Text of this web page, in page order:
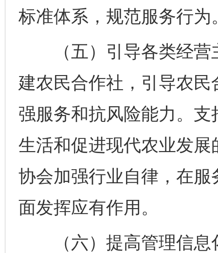
标准体系，规范服务行为
（五）引导各类经营
建农民合作社，引导农
强服务和抗风险能力。
生活和促进现代农业发
协会加强行业自律，在
面发挥应有作用。
（六）提高管理信息